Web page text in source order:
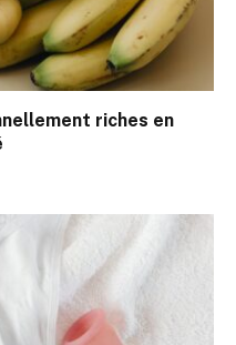
riches en